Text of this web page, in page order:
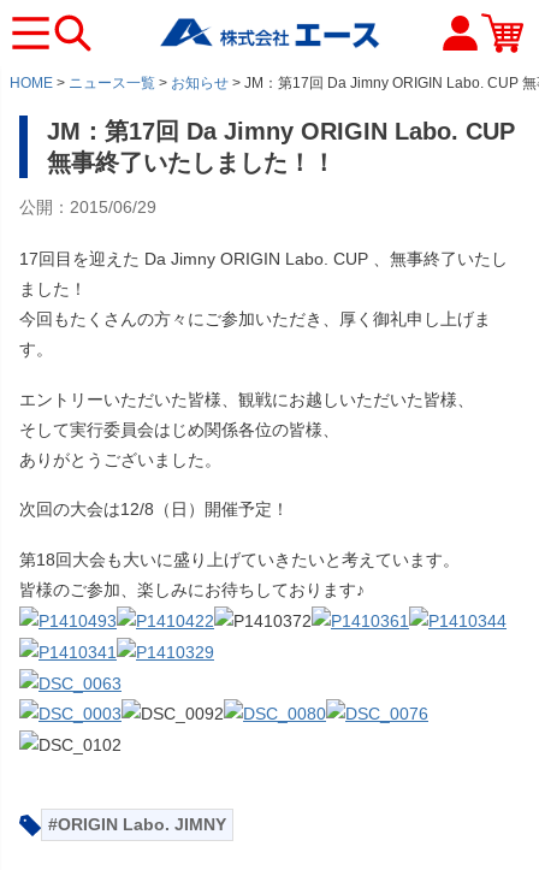
HOME ニュース一覧 お知らせ JM：第17回 Da Jimny ORIGIN Labo. CUP
JM：第17回 Da Jimny ORIGIN Labo. CUP
無事終了いたしました！！
公開：2015/06/29
17回目を迎えた Da Jimny ORIGIN Labo. CUP 、無事終了いたし
ました！
今回もたくさんの方々にご参加いただき、厚く御礼申し上げま
す。
エントリーいただいた皆様、観戦にお越しいただいた皆様、
そして実行委員会はじめ関係各位の皆様、
ありがとうございました。
次回の大会は12/8（日）開催予定！
第18回大会も大いに盛り上げていきたいと考えています。
皆様のご参加、楽しみにお待ちしております♪
ORIGIN Labo. JIMNY